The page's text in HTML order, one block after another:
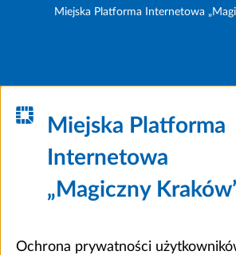
Miejska Platforma Internetowa
Miejska Platforma
Internetowa
„Magiczny
Ochrona prywatności